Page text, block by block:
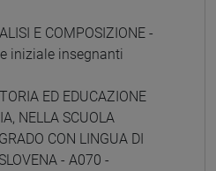
E COMPOSIZIONE -
iniziale insegnanti
ED EDUCAZIONE
NELLA SCUOLA
CON LINGUA DI
- A070 -